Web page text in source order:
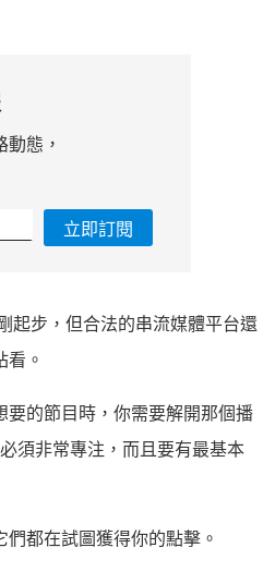
態，
立即訂閱
起步，但合法的串流媒體平台還
看。
要的節目時，你需要解開那個播
須非常專注，而且要有最基本
都在試圖獲得你的點擊。